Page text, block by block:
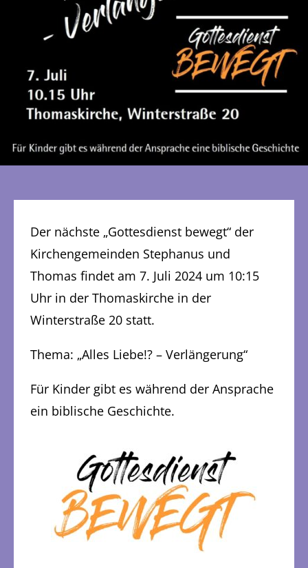
Der nächste „Gottesdienst bewegt“ der
Kirchengemeinden Stephanus und
Thomas findet am 7. Juli 2024 um 10:15
Uhr in der Thomaskirche in der
Winterstraße 20 statt.
Thema: „Alles Liebe!? – Verlängerung“
Für Kinder gibt es während der Ansprache
ein biblische Geschichte.